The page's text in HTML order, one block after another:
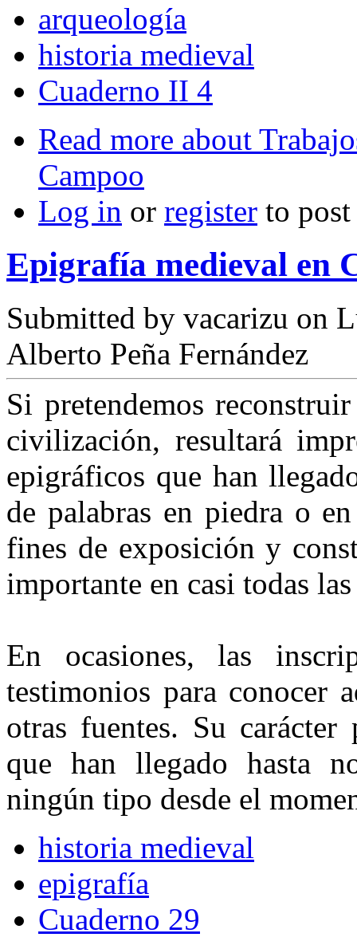
arqueología
historia medieval
Cuaderno II 4
Read more about
Campoo
Log in or register to
Epigrafía medieval en
Submitted by vacarizu on
Alberto Peña Fernández
Si pretendemos
civilización, resultará
epigráficos que han
de palabras en piedra o
fines de exposición y
importante en casi todas
En ocasiones, las
testimonios para conocer
otras fuentes. Su
que han llegado hasta
ningún tipo desde el
historia medieval
epigrafía
Cuaderno 29